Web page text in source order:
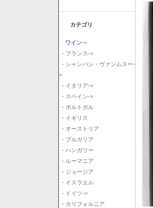
カテゴリ
ワイン->
- フランス->
- シャンパン・ヴァンムスー-
>
- イタリア->
- スペイン->
- ポルトガル
- イギリス
- オーストリア
- ブルガリア
- ハンガリー
- ルーマニア
- ジョージア
- イスラエル
- ドイツ->
- カリフォルニア